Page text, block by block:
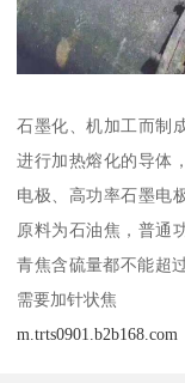
石墨化、机加工而制
进行加热熔化的导体
电极、高功率石墨电
原料为石油焦，普通
青焦含硫量都不能超
需要加针状焦
m.trts0901.b2b168.com